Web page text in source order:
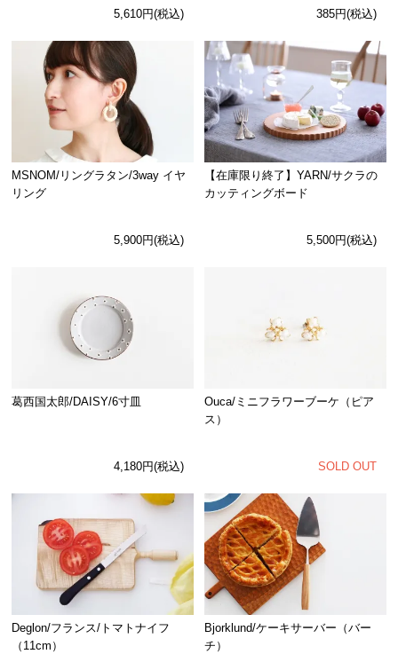
5,610円(税込) 385円(税込)
MSNOM/リングラタン/3way イヤ
リング
5,900円(税込)
【在庫限り終了】YARN/サクラの
カッティングボード
5,500円(税込)
葛西国太郎/DAISY/6寸皿
4,180円(税込)
Ouca/ミニフラワーブーケ（ピア
ス）
SOLD OUT
Deglon/フランス/トマトナイフ
（11cm）
Bjorklund/ケーキサーバー（バー
チ）